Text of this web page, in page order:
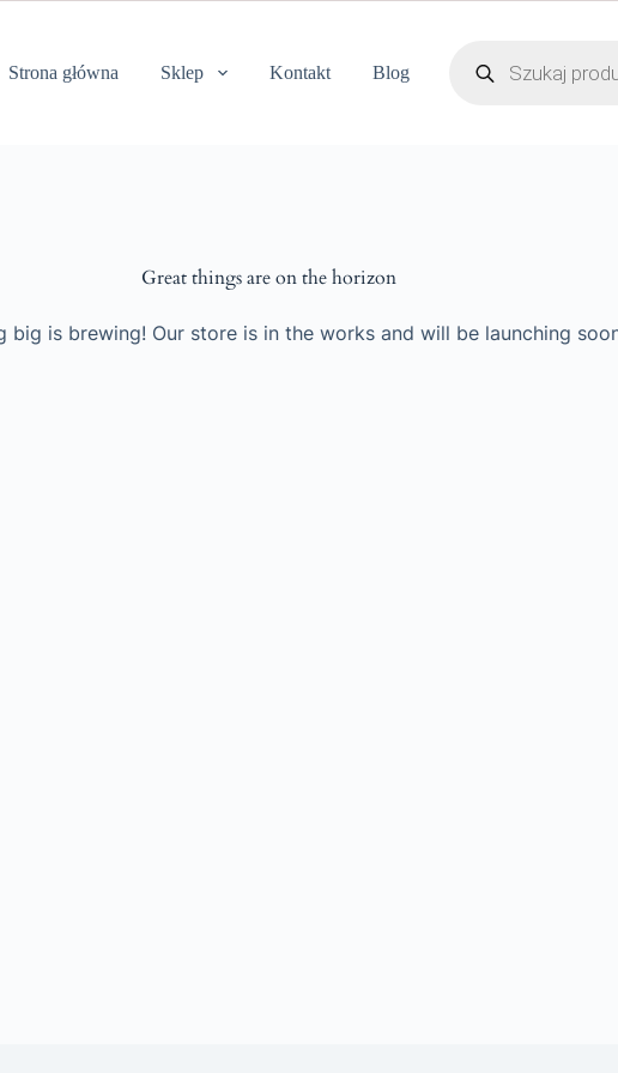
Strona główna Sklep Kontakt Blog
Great things are on the horizon
big is brewing! Our store is in the works and will be launching